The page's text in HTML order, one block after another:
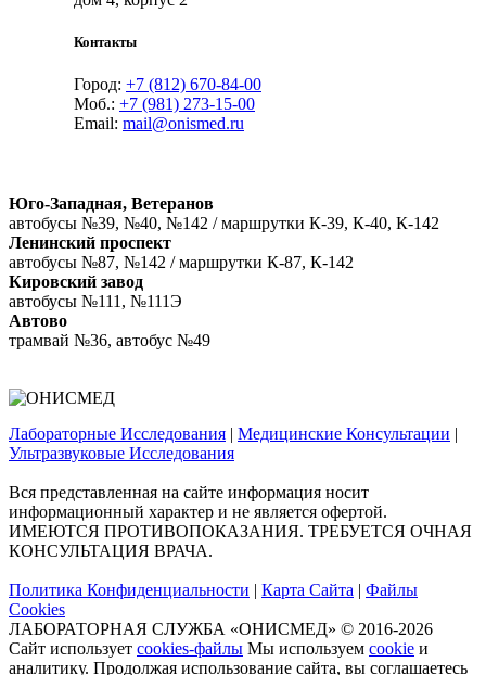
Контакты
Город: +7 (812) 670-84-00
Моб.: +7 (981) 273-15-00
Email: mail@onismed.ru
Юго-Западная, Ветеранов
автобусы №39, №40, №142 / маршрутки К-39, К-40, К-142
Ленинский проспект
автобусы №87, №142 / маршрутки К-87, К-142
Кировский завод
автобусы №111, №111Э
Автово
трамвай №36, автобус №49
Лабораторные Исследования | Медицинские Консультации |
Ультразвуковые Исследования
Вся представленная на сайте информация носит
информационный характер и не является офертой.
ИМЕЮТСЯ ПРОТИВОПОКАЗАНИЯ. ТРЕБУЕТСЯ ОЧНАЯ
КОНСУЛЬТАЦИЯ ВРАЧА.
Политика Конфиденциальности | Карта Сайта | Файлы
Cookies
ЛАБОРАТОРНАЯ СЛУЖБА «ОНИСМЕД» © 2016-2026
Сайт использует cookies-файлы Мы используем cookie и
аналитику. Продолжая использование сайта, вы соглашаетесь